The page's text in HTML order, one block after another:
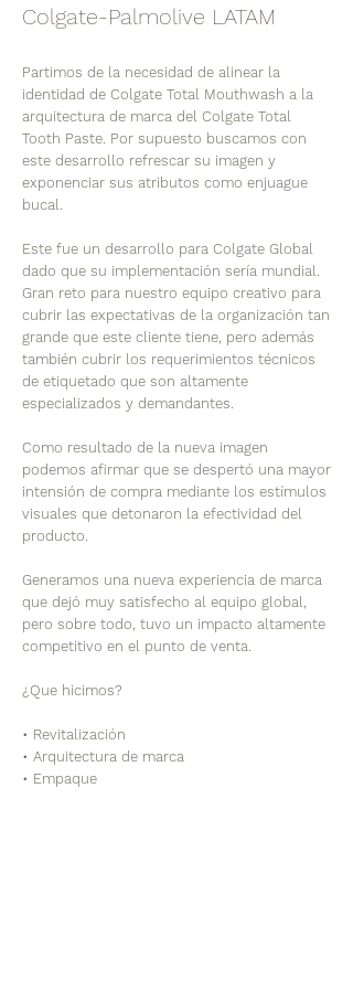
Colgate-Palmolive LATAM
Partimos de la necesidad de alinear la
identidad de Colgate Total Mouthwash a la
arquitectura de marca del Colgate Total
Tooth Paste. Por supuesto buscamos con
este desarrollo refrescar su imagen y
exponenciar sus atributos como enjuague
bucal.
Este fue un desarrollo para Colgate Global
dado que su implementación sería mundial.
Gran reto para nuestro equipo creativo para
cubrir las expectativas de la organización tan
grande que este cliente tiene, pero además
también cubrir los requerimientos técnicos
de etiquetado que son altamente
especializados y demandantes.
Como resultado de la nueva imagen
podemos afirmar que se despertó una mayor
intensión de compra mediante los estímulos
visuales que detonaron la efectividad del
producto.
Generamos una nueva experiencia de marca
que dejó muy satisfecho al equipo global,
pero sobre todo, tuvo un impacto altamente
competitivo en el punto de venta.
¿Que hicimos?
• Revitalización
• Arquitectura de marca
• Empaque